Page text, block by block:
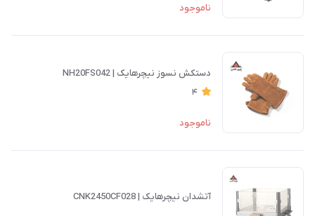
ناموجود
دستکش نسوز نیچرهایک | NH20FS042
4
ناموجود
آتشدان نیچرهایک | CNK2450CF028